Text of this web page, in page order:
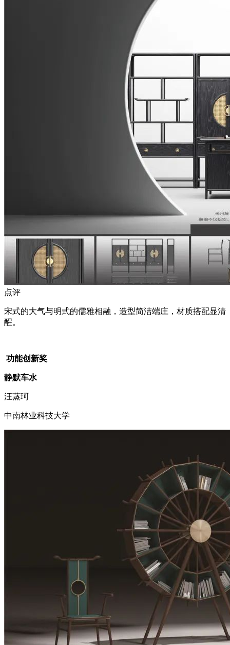
点评
宋式的大气与明式的儒雅相融，造型简洁端庄，材质搭配显清
醒。
功能创新奖
静默车水
汪蒸珂
中南林业科技大学